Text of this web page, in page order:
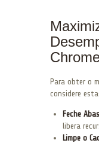
Para obter o
considere
Feche
libera
Limpe o